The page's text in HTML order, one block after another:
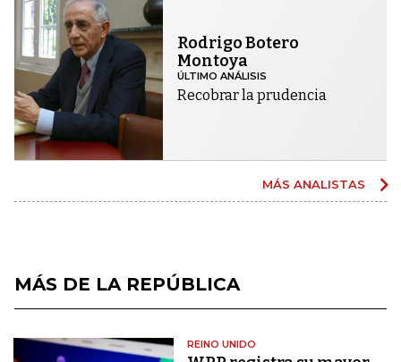
Rodrigo Botero
Montoya
ÚLTIMO ANÁLISIS
Recobrar la prudencia
MÁS ANALISTAS
MÁS DE LA REPÚBLICA
REINO UNIDO